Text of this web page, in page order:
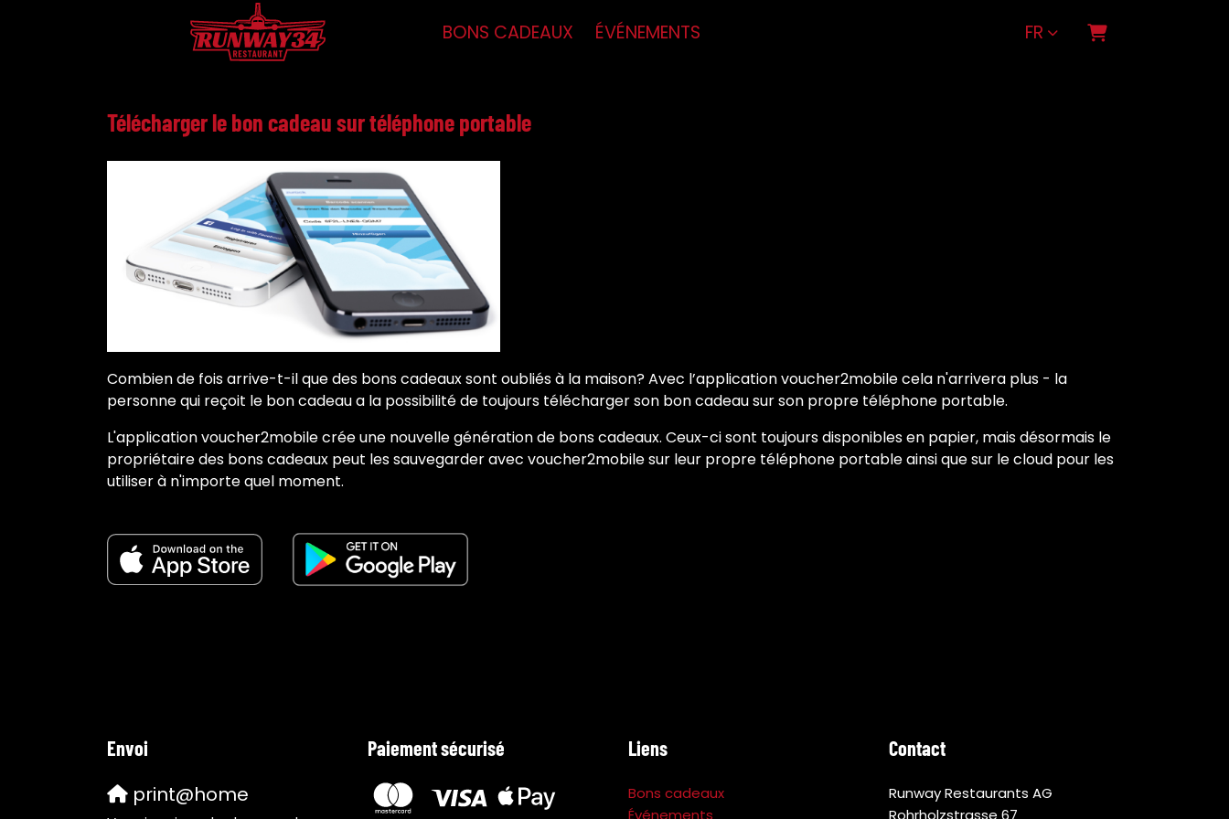
BONS CADEAUX ÉVÉNEMENTS FR PANIER
Télécharger le bon cadeau sur téléphone portable
Combien de fois arrive-t-il que des bons cadeaux sont oubliés à la maison? Avec l’application voucher2mobile cela n'arrivera plus - la
personne qui reçoit le bon cadeau a la possibilité de toujours télécharger son bon cadeau sur son propre téléphone portable.
L'application voucher2mobile crée une nouvelle génération de bons cadeaux. Ceux-ci sont toujours disponibles en papier, mais désormais le
propriétaire des bons cadeaux peut les sauvegarder avec voucher2mobile sur leur propre téléphone portable ainsi que sur le cloud pour les
utiliser à n'importe quel moment.
Envoi
print@home
Paiement sécurisé Liens
Bons cadeaux
Événements
Contact
Runway Restaurants AG
Rohrholzstrasse 67